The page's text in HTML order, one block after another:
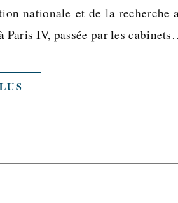
nationale et de la recherche
Paris IV, passée par les